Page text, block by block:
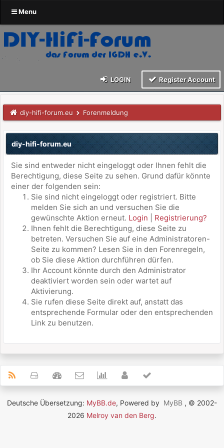
Menu
LOGIN Register Account
diy-hifi-forum.eu Forenmeldung
diy-hifi-forum.eu
Sie sind entweder nicht eingeloggt oder Ihnen fehlt die
Berechtigung, diese Seite zu sehen. Grund dafür könnte
einer der folgenden sein:
Sie sind nicht eingeloggt oder registriert. Bitte
melden Sie sich an und versuchen Sie die
gewünschte Aktion erneut. Login
Registrierung?
Ihnen fehlt die Berechtigung, diese Seite zu
betreten. Versuchen Sie auf eine Administratoren-
Seite zu kommen? Lesen Sie in den Forenregeln,
ob Sie diese Aktion durchführen dürfen.
Ihr Account könnte durch den Administrator
deaktiviert worden sein oder wartet auf
Aktivierung.
Sie rufen diese Seite direkt auf, anstatt das
entsprechende Formular oder den entsprechenden
Link zu benutzen.
Deutsche Übersetzung: MyBB.de, Powered by MyBB , © 2002-
2026 Melroy van den Berg.